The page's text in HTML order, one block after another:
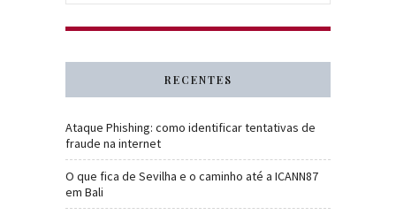
RECENTES
Ataque Phishing: como identificar tentativas de
fraude na internet
O que fica de Sevilha e o caminho até a ICANN87
em Bali